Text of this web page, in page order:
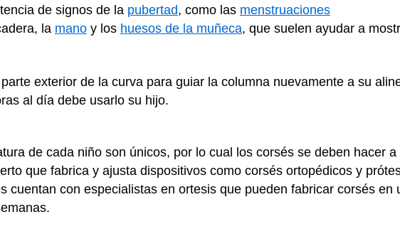
de signos de la pubertad, como las menstruaciones
la mano y los huesos de la muñeca, que suelen ayudar a
exterior de la curva para guiar la columna nuevamente a su
al día debe usarlo su hijo.
de cada niño son únicos, por lo cual los corsés se deben hacer
que fabrica y ajusta dispositivos como corsés ortopédicos y
cuentan con especialistas en ortesis que pueden fabricar corsés en